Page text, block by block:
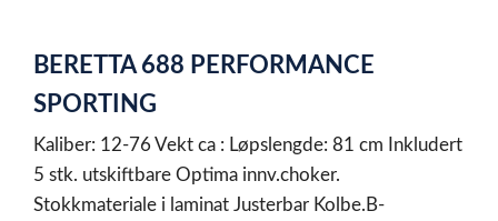
of
1
BERETTA 688 PERFORMANCE
SPORTING
Kaliber: 12-76 Vekt ca : Løpslengde: 81 cm Inkludert
5 stk. utskiftbare Optima innv.choker.
Stokkmateriale i laminat Justerbar Kolbe.B-